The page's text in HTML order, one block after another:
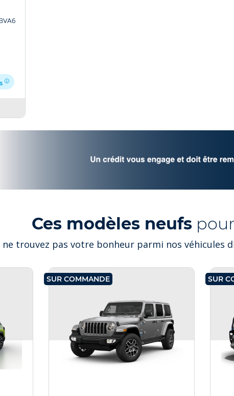
Ces modèles neufs
ne trouvez pas votre bonheur parmi nos véhicules
SUR COMMANDE SUR